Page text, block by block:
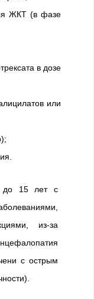
ЖКТ (в фазе
в дозе
или
до 15 лет с
из-за
с острым